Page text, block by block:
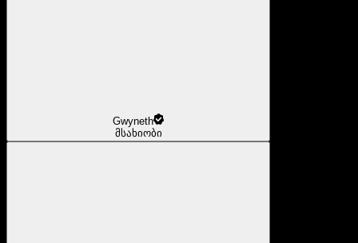
Gwyneth
მსახიობი